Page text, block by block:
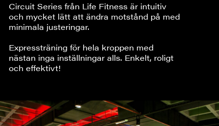
Circuit Series från Life Fitness är intuitiv
och mycket lätt att ändra motstånd på med
minimala justeringar.
Expressträning för hela kroppen med
nästan inga inställningar alls. Enkelt, roligt
och effektivt!